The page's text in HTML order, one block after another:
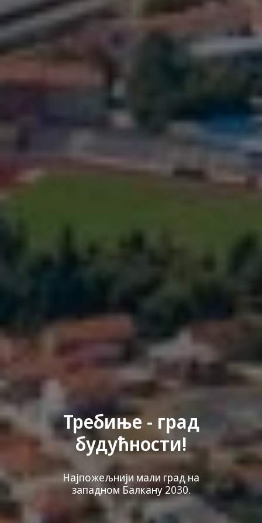
Требиње - град
будућности!
Најпожељнији мали град на
западном Балкану 2030.